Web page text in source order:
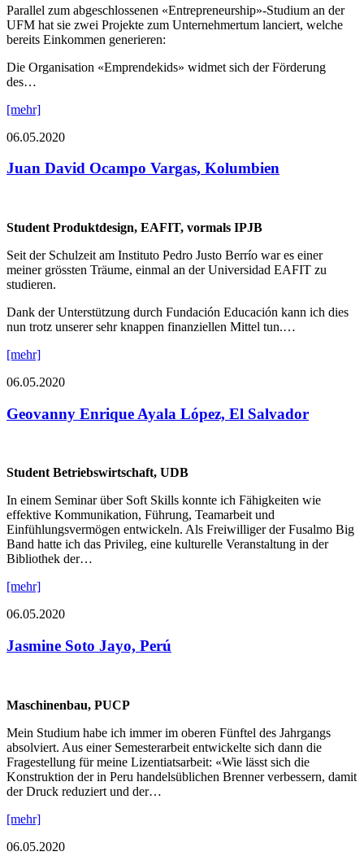
Parallel zum abgeschlossenen «Entrepreneurship»-Studium an der
UFM hat sie zwei Projekte zum Unternehmertum lanciert, welche
bereits Einkommen generieren:
Die Organisation «Emprendekids» widmet sich der Förderung
des…
[mehr]
06.05.2020
Juan David Ocampo Vargas, Kolumbien
Student Produktdesign, EAFIT, vormals IPJB
Seit der Schulzeit am Instituto Pedro Justo Berrío war es einer
meiner grössten Träume, einmal an der Universidad EAFIT zu
studieren.
Dank der Unterstützung durch Fundación Educación kann ich dies
nun trotz unserer sehr knappen finanziellen Mittel tun.…
[mehr]
06.05.2020
Geovanny Enrique Ayala López, El Salvador
Student Betriebswirtschaft, UDB
In einem Seminar über Soft Skills konnte ich Fähigkeiten wie
effektive Kommunikation, Führung, Teamarbeit und
Einfühlungsvermögen entwickeln. Als Freiwilliger der Fusalmo Big
Band hatte ich das Privileg, eine kulturelle Veranstaltung in der
Bibliothek der…
[mehr]
06.05.2020
Jasmine Soto Jayo, Perú
Maschinenbau, PUCP
Mein Studium habe ich immer im oberen Fünftel des Jahrgangs
absolviert. Aus einer Semesterarbeit entwickelte sich dann die
Fragestellung für meine Lizentiatsarbeit: «Wie lässt sich die
Konstruktion der in Peru handelsüblichen Brenner verbessern, damit
der Druck reduziert und der…
[mehr]
06.05.2020